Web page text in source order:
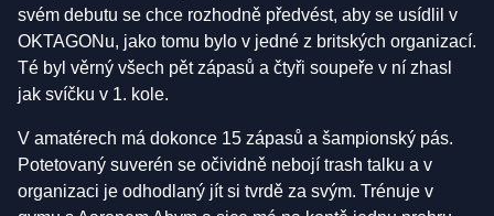
svém debutu se chce rozhodně předvést, aby se usídlil v
OKTAGONu, jako tomu bylo v jedné z britských organizací.
Té byl věrný všech pět zápasů a čtyři soupeře v ní zhasl
jak svíčku v 1. kole.
V amatérech má dokonce 15 zápasů a šampionský pás.
Potetovaný suverén se očividně nebojí trash talku a v
organizaci je odhodlaný jít si tvrdě za svým. Trénuje v